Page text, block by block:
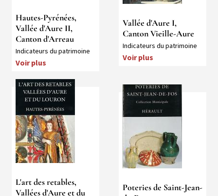
Hautes-Pyrénées,
Vallée d'Aure II,
Canton d'Arreau
Collection
Indicateurs du patrimoine
Voir plus
Vallée d'Aure I,
Canton Vieille-Aure
Collection
Indicateurs du patrimoine
Voir plus
Média
L'art des retables,
Vallées d'Aure et du
Média
Poteries de Saint-Jean-